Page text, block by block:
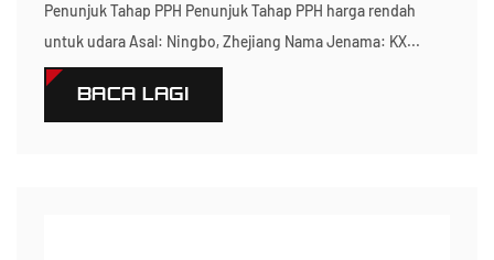
Penunjuk Tahap PPH Penunjuk Tahap PPH harga rendah
untuk udara Asal: Ningbo, Zhejiang Nama Jenama: KX...
BACA LAGI